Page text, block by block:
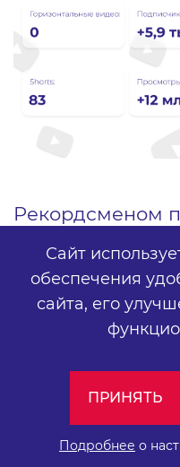
Рекордсменом
просмотров во
FUNtastik. На
публиковался
которые
Сайт
обеспечения
сайта, его
ПРИНЯТЬ
Подробнее о